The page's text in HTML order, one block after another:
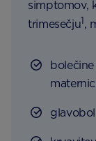
simptomov,
trimesečju1,